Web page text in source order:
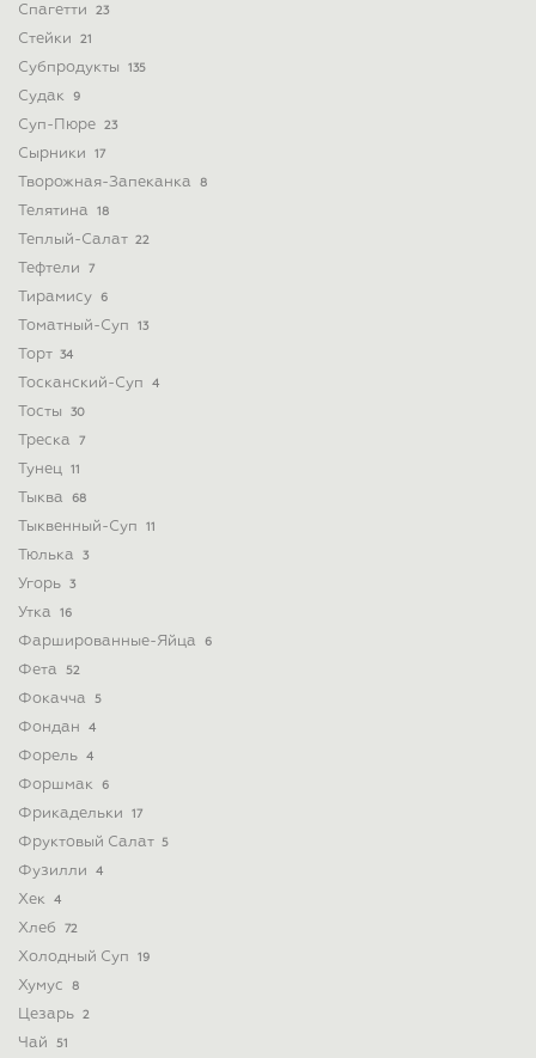
Спагетти 23
Стейки 21
Субпродукты 135
Судак 9
Суп-Пюре 23
Сырники 17
Творожная-Запеканка 8
Телятина 18
Теплый-Салат 22
Тефтели 7
Тирамису 6
Томатный-Суп 13
Торт 34
Тосканский-Суп 4
Тосты 30
Треска 7
Тунец 11
Тыква 68
Тыквенный-Суп 11
Тюлька 3
Угорь 3
Утка 16
Фаршированные-Яйца 6
Фета 52
Фокачча 5
Фондан 4
Форель 4
Форшмак 6
Фрикадельки 17
Фруктовый Салат 5
Фузилли 4
Хек 4
Хлеб 72
Холодный Суп 19
Хумус 8
Цезарь 2
Чай 51